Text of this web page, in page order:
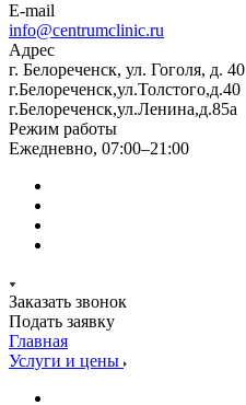
E-mail
info@centrumclinic.ru
Адрес
г. Белореченск, ул. Гоголя, д. 40
г.Белореченск,ул.Толстого,д.40
г.Белореченск,ул.Ленина,д.85а
Режим работы
Ежедневно, 07:00–21:00
Заказать звонок
Подать заявку
Главная
Услуги и цены